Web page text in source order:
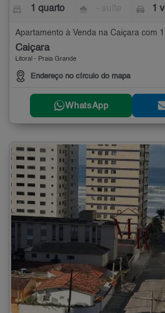
1 quarto 1
Apartamento à Venda na Caiçara com
Caiçara
Litoral - Praia Grande
Endereço no círculo do mapa
WhatsApp